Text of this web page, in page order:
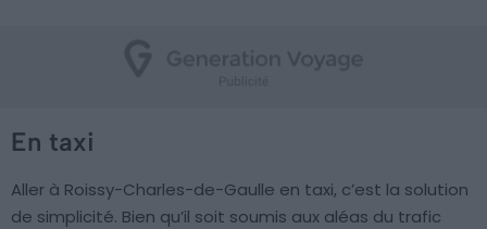
En taxi
Aller à Roissy-Charles-de-Gaulle en taxi, c’est la solution
de simplicité. Bien qu’il soit soumis aux aléas du trafic